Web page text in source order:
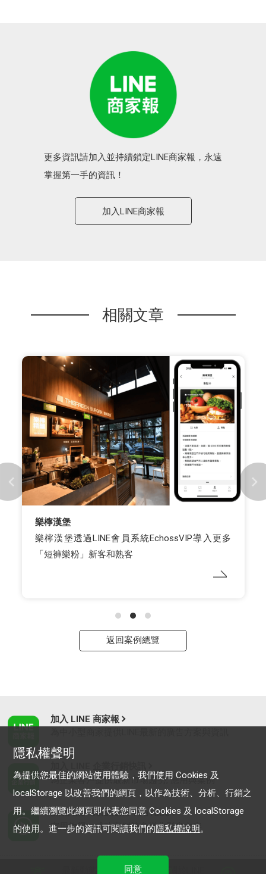
更多資訊請加入並持續鎖定LINE商家報，永遠
掌握第一手的資訊！
加入LINE商家報
相關文章
早安美芝城
早安美芝城與你訂LINE點餐，整合數位轉型，提供
創新價值
返回案例總覽
加入 LINE 商家報
為企業客戶提供最新市場趨勢, 應用與案例
LINE Biz-Solutions YouTube
實用教學、成功案例等多樣化影音內容
服務條款
隱私權聲明
為提供您最佳的網站使用體驗，我們使用 Cookies 及
localStorage 以改善我們的網頁，以作為技術、分析、行銷之
用。繼續瀏覽此網頁即代表您同意 Cookies 及 localStorage
的使用。進一步的資訊可閱讀我們的隱私權說明。
同意